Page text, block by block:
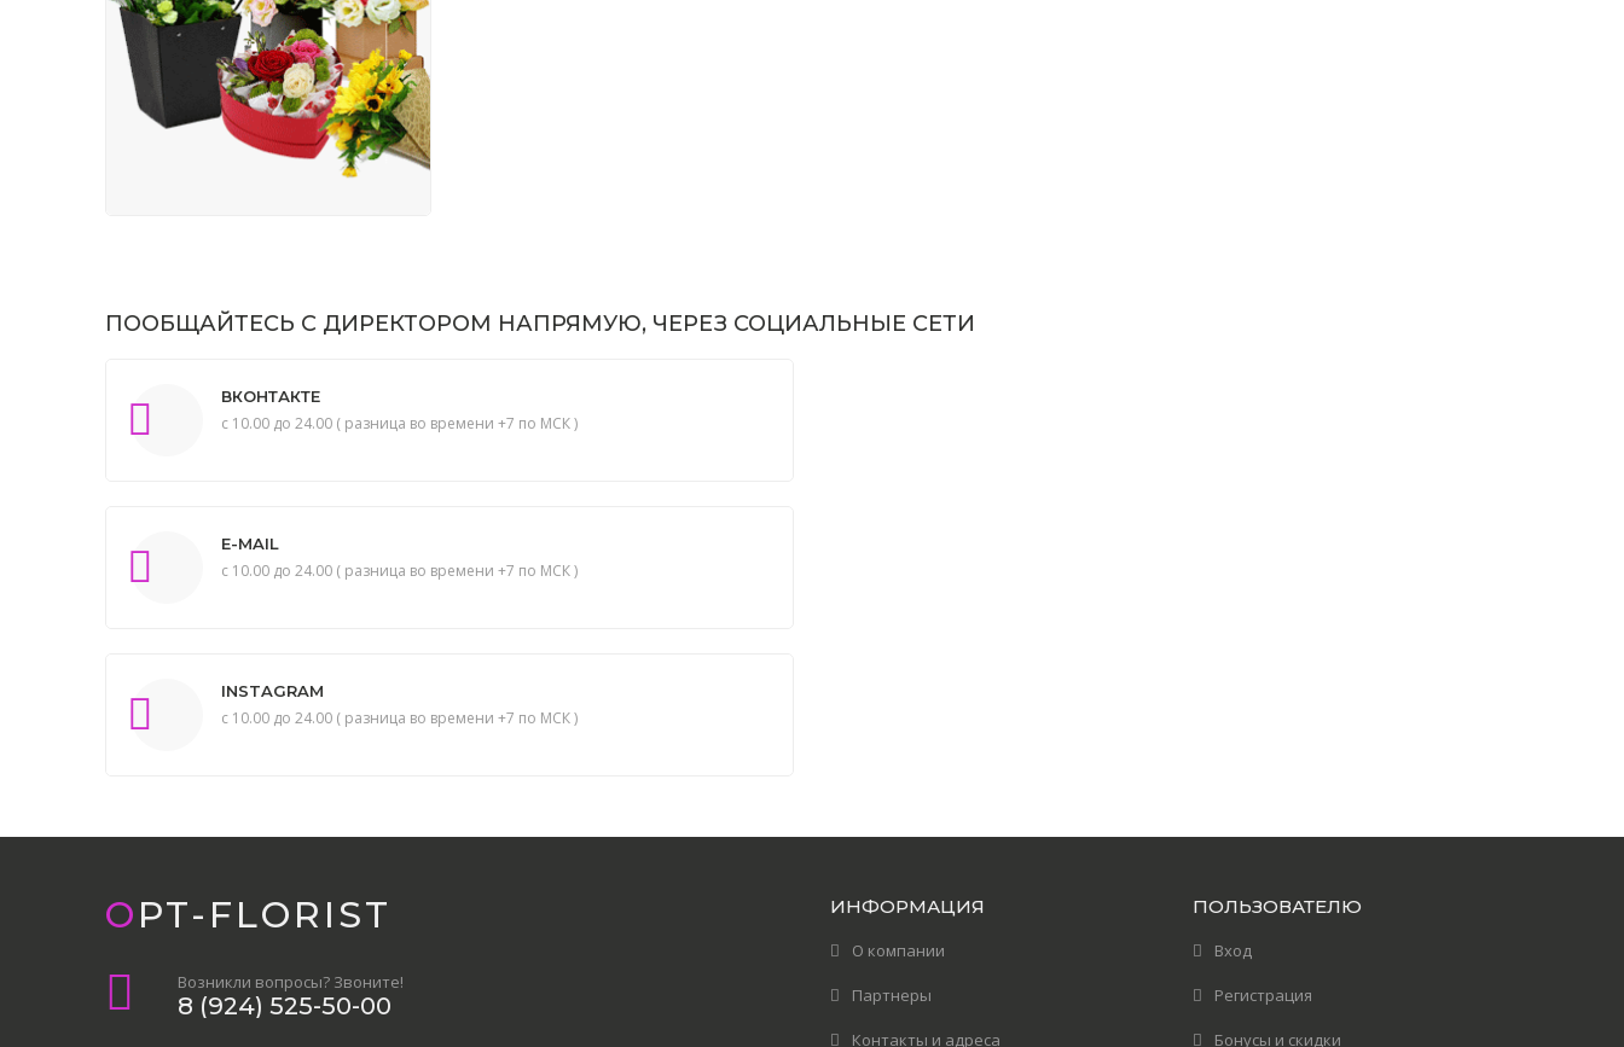
ПООБЩАЙТЕСЬ С ДИРЕКТОРОМ НАПРЯМУЮ, ЧЕРЕЗ СОЦИАЛЬНЫЕ СЕТИ
ВКОНТАКТЕ
с 10.00 до 24.00 ( разница во времени +7 по МСК )
E-MAIL
с 10.00 до 24.00 ( разница во времени +7 по МСК )
INSTAGRAM
с 10.00 до 24.00 ( разница во времени +7 по МСК )
OPT-FLORIST
Возникли вопросы? Звоните!
8 (924) 525-50-00
ИНФОРМАЦИЯ
О компании
Партнеры
Контакты и адреса
ПОЛЬЗОВАТЕЛЮ
Вход
Регистрация
Бонусы и скидки